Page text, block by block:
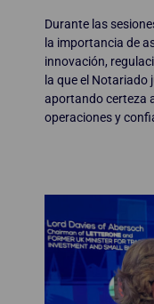
Durante las
la importancia de
innovación,
la que el Notariado
aportando certeza
operaciones y